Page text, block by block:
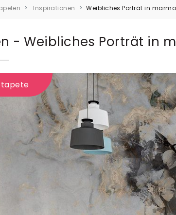
Inspirationen Weibliches Porträt in
- Weibliches Porträt in